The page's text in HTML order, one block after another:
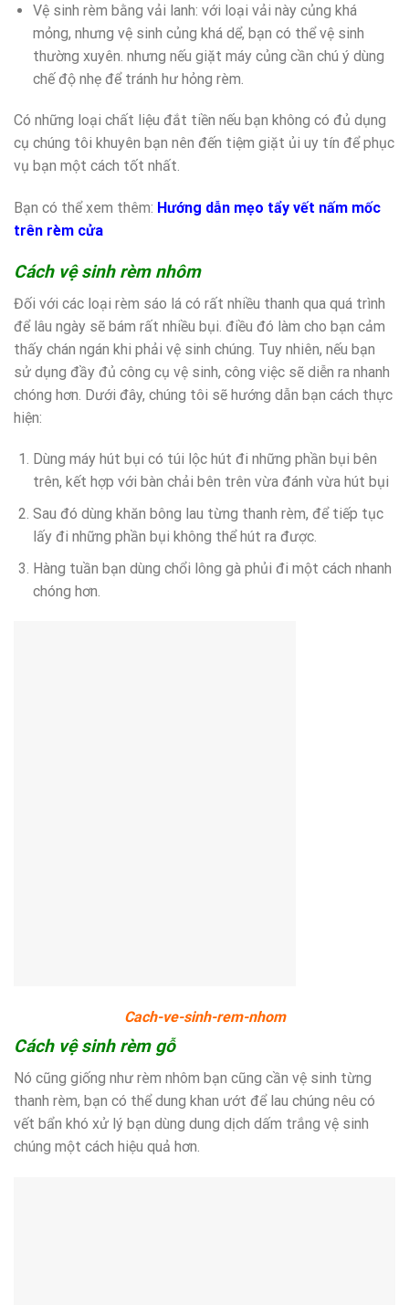
Vệ sinh rèm bằng vải lanh: với loại vải này củng khá
mỏng, nhưng vệ sinh củng khá dể, bạn có thể vệ sinh
thường xuyên. nhưng nếu giặt máy củng cần chú ý dùng
chế độ nhẹ để tránh hư hỏng rèm.
Có những loại chất liệu đắt tiền nếu bạn không có đủ dụng
cụ chúng tôi khuyên bạn nên đến tiệm giặt ủi uy tín để phục
vụ bạn một cách tốt nhất.
Bạn có thể xem thêm: Hướng dẫn mẹo tẩy vết nấm mốc
trên rèm cửa
Cách vệ sinh rèm nhôm
Đối với các loại rèm sáo lá có rất nhiều thanh qua quá trình
để lâu ngày sẽ bám rất nhiều bụi. điều đó làm cho bạn cảm
thấy chán ngán khi phải vệ sinh chúng. Tuy nhiên, nếu bạn
sử dụng đầy đủ công cụ vệ sinh, công việc sẽ diễn ra nhanh
chóng hơn. Dưới đây, chúng tôi sẽ hướng dẫn bạn cách thực
hiện:
Dùng máy hút bụi có túi lộc hút đi những phần bụi bên
trên, kết hợp với bàn chải bên trên vừa đánh vừa hút bụi
Sau đó dùng khăn bông lau từng thanh rèm, để tiếp tục
lấy đi những phần bụi không thể hút ra được.
Hàng tuần bạn dùng chổi lông gà phủi đi một cách nhanh
chóng hơn.
Cach-ve-sinh-rem-nhom
Cách vệ sinh rèm gỗ
Nó cũng giống như rèm nhôm bạn cũng cần vệ sinh từng
thanh rèm, bạn có thể dung khan ướt để lau chúng nêu có
vết bẩn khó xử lý bạn dùng dung dịch dấm trắng vệ sinh
chúng một cách hiệu quả hơn.